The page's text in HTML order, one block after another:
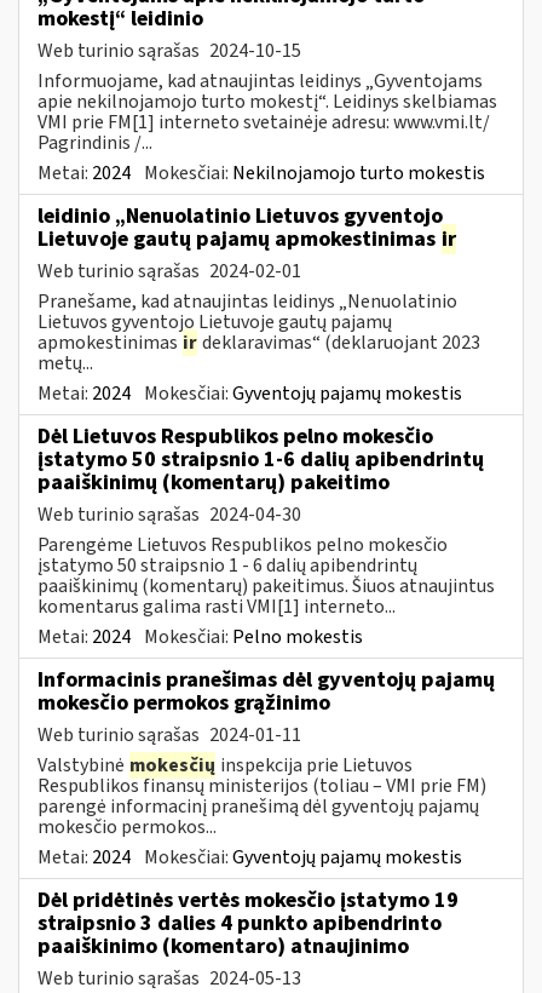
mokestį“ leidinio
Web turinio sąrašas 2024-10-15
Informuojame, kad atnaujintas leidinys „Gyventojams
apie nekilnojamojo turto mokestį“. Leidinys skelbiamas
VMI prie FM[1] interneto svetainėje adresu: www.vmi.lt/
Pagrindinis /...
Metai: 2024 Mokesčiai: Nekilnojamojo turto mokestis
leidinio „Nenuolatinio Lietuvos gyventojo
Lietuvoje gautų pajamų apmokestinimas ir
Web turinio sąrašas 2024-02-01
Pranešame, kad atnaujintas leidinys „Nenuolatinio
Lietuvos gyventojo Lietuvoje gautų pajamų
apmokestinimas irdeklaravimas“ (deklaruojant 2023
metų...
Metai: 2024 Mokesčiai:Gyventojų pajamų mokestis
Dėl Lietuvos Respublikos pelno mokesčio
įstatymo 50 straipsnio 1-6 dalių apibendrintų
paaiškinimų (komentarų) pakeitimo
Web turinio sąrašas 2024-04-30
Parengėme Lietuvos Respublikos pelno mokesčio
įstatymo 50 straipsnio 1 - 6 dalių apibendrintų
paaiškinimų (komentarų) pakeitimus. Šiuos atnaujintus
komentarus galima rasti VMI[1] interneto...
Metai: 2024 Mokesčiai: Pelno mokestis
Informacinis pranešimas dėl gyventojų pajamų
mokesčio permokos grąžinimo
Web turinio sąrašas 2024-01-11
Valstybinė mokesčių inspekcija prie Lietuvos
Respublikos finansų ministerijos (toliau – VMI prie FM)
parengė informacinį pranešimą dėl gyventojų pajamų
mokesčio permokos...
Metai: 2024 Mokesčiai:Gyventojų pajamų mokestis
Dėl pridėtinės vertės mokesčio įstatymo 19
straipsnio 3 dalies 4 punkto apibendrinto
paaiškinimo (komentaro) atnaujinimo
Web turinio sąrašas 2024-05-13